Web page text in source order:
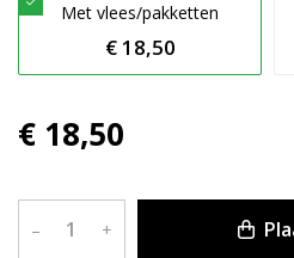
Met vlees/pakketten
€ 18,50
€ 18,50
– +